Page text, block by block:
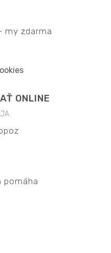
my zdarma
ONLINE
pomáha